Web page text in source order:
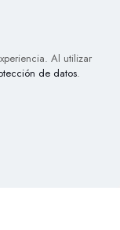
y
tu
Al utilizar
de datos.